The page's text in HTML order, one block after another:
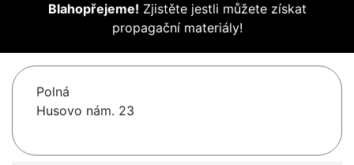
Blahopřejeme! Zjistěte jestli můžete získat
propagační materiály!
Polná
Husovo nám. 23